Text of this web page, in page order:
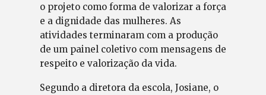
o projeto como forma de valorizar a força
e a dignidade das mulheres. As
atividades terminaram com a produção
de um painel coletivo com mensagens de
respeito e valorização da vida.
Segundo a diretora da escola, Josiane, o